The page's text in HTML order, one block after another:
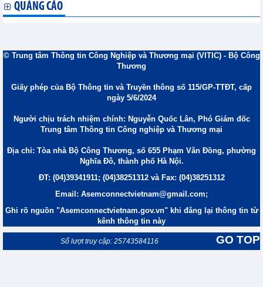
QUẢNG CÁO
© Trung tâm Thông tin Công Nghiệp và Thương mại (VITIC) - Bộ Công
Thương
Giấy phép của Bộ Thông tin và Truyền thông số 115/GP-TTĐT, cấp
ngày 5/6/2024
Người chịu trách nhiệm chính: Nguyễn Quốc Lân, Phó Giám đốc
Trung tâm Thông tin Công nghiệp và Thương mại
Địa chỉ: Tòa nhà Bộ Công Thương, số 655 Phạm Văn Đồng, phường
Nghĩa Đô, thành phố Hà Nội.
ĐT: (04)39341911; (04)38251312 và Fax: (04)38251312
Email: Asemconnectvietnam@gmail.com;
Ghi rõ nguồn "Asemconnectvietnam.gov.vn" khi đăng lại thông tin từ
kênh thông tin này
GO TOP
Số lượt truy cập: 25743584116